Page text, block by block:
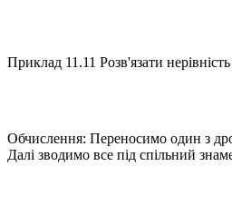
Приклад 11.11 Розв'язати нерівність
Обчислення: Переносимо один з
Далі зводимо все під спільний